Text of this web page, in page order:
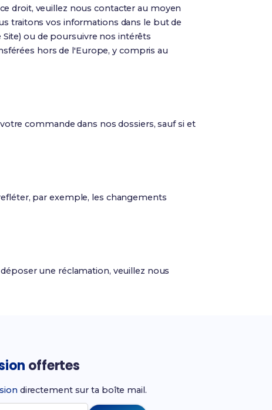
droit, veuillez nous contacter au moyen
traitons vos informations dans le but de
ou de poursuivre nos intérêts
hors de l'Europe, y compris au
commande dans nos dossiers, sauf si et
par exemple, les changements
une réclamation, veuillez nous
offertes
directement sur ta boîte mail.